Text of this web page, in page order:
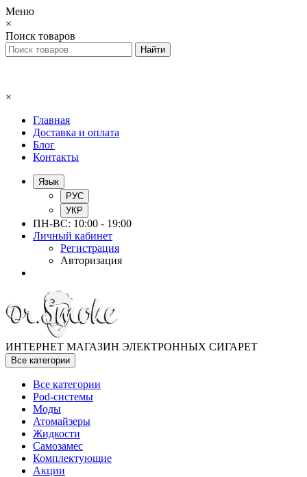
Меню
×
Поиск товаров
×
Главная
Доставка и оплата
Блог
Контакты
Язык
РУС
УКР
ПН-ВС: 10:00 - 19:00
Личный кабинет
Регистрация
Авторизация
ИНТЕРНЕТ МАГАЗИН ЭЛЕКТРОННЫХ СИГАРЕТ
Все категории
Все категории
Pod-системы
Моды
Атомайзеры
Жидкости
Самозамес
Комплектующие
Акции